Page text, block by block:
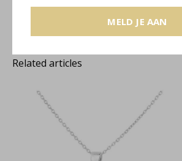
MELD JE AAN
Related articles